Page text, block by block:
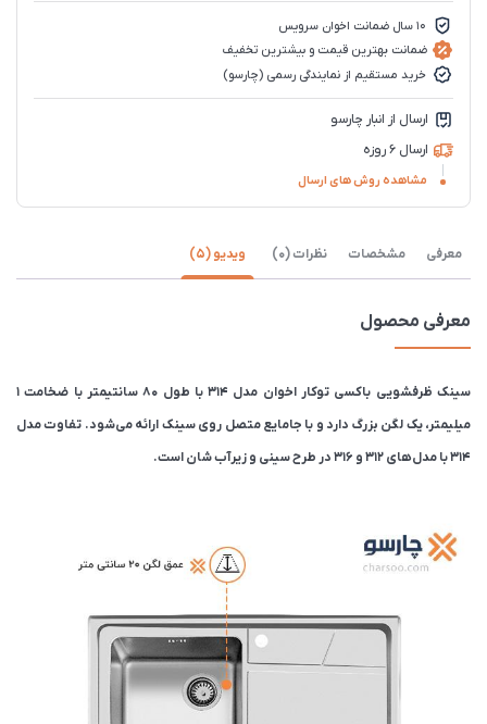
10 سال ضمانت اخوان سرویس
ضمانت بهترین قیمت و بیشترین تخفیف
خرید مستقیم از نمایندگی رسمی (چارسو)
ارسال از انبار چارسو
ارسال 6 روزه
مشاهده روش های ارسال
معرفی مشخصات نظرات (0) ویدیو (5)
معرفی محصول
سینک ظرفشویی باکسی توکار اخوان مدل 314 با طول ۸۰ سانتیمتر با ضخامت ۱
میلیمتر، یک لگن بزرگ دارد و با جامایع متصل روی سینک ارائه می‌شود. تفاوت مدل
314 با مدل های 312 و 316 در طرح سینی و زیرآب شان است.